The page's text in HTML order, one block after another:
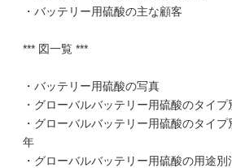
・バッテリー用硫酸の主な顧客
*** 図一覧 ***
・バッテリー用硫酸の写真
・グローバルバッテリー用硫酸のタイプ
・グローバルバッテリー用硫酸のタイ
年
・グローバルバッテリー用硫酸の用途別